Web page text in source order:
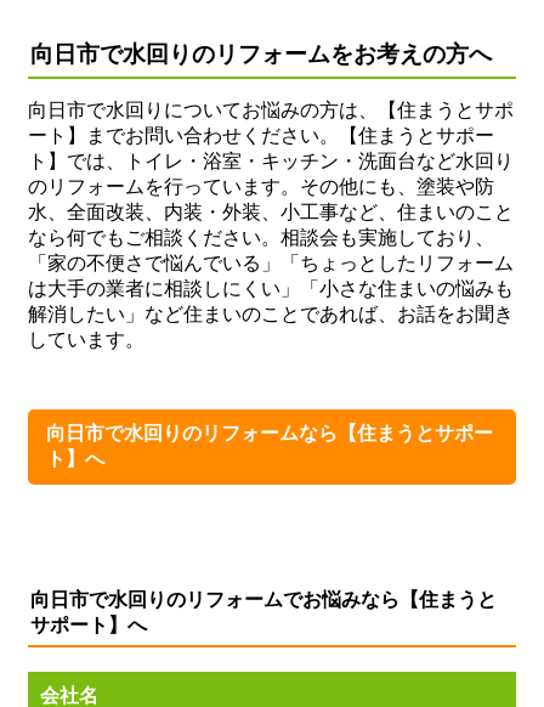
向日市で水回りのリフォームをお考えの方へ
向日市で水回りについてお悩みの方は、【住まうとサポ
ート】までお問い合わせください。【住まうとサポー
ト】では、トイレ・浴室・キッチン・洗面台など水回り
のリフォームを行っています。その他にも、塗装や防
水、全面改装、内装・外装、小工事など、住まいのこと
なら何でもご相談ください。相談会も実施しており、
「家の不便さで悩んでいる」「ちょっとしたリフォーム
は大手の業者に相談しにくい」「小さな住まいの悩みも
解消したい」など住まいのことであれば、お話をお聞き
しています。
向日市で水回りのリフォームなら【住まうとサポー
ト】へ
向日市で水回りのリフォームでお悩みなら【住まうと
サポート】へ
会社名